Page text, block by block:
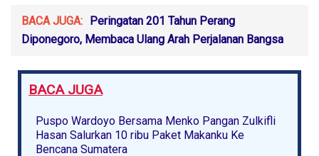
BACA JUGA:
Peringatan 201 Tahun Perang
Diponegoro, Membaca Ulang Arah Perjalanan Bangsa
BACA JUGA
Puspo Wardoyo Bersama Menko Pangan Zulkifli
Hasan Salurkan 10 ribu Paket Makanku Ke
Bencana Sumatera